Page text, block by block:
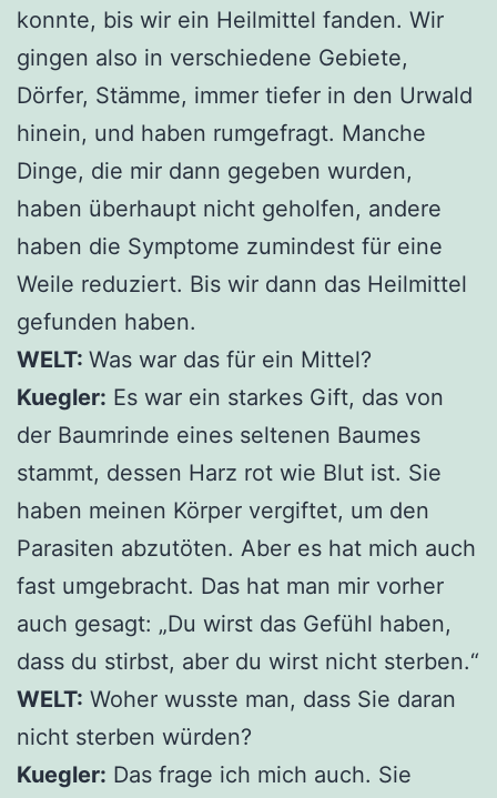
konnte, bis wir ein Heilmittel fanden. Wir
gingen also in verschiedene Gebiete,
Dörfer, Stämme, immer tiefer in den Urwald
hinein, und haben rumgefragt. Manche
Dinge, die mir dann gegeben wurden,
haben überhaupt nicht geholfen, andere
haben die Symptome zumindest für eine
Weile reduziert. Bis wir dann das Heilmittel
gefunden haben.
WELT: Was war das für ein Mittel?
Kuegler: Es war ein starkes Gift, das von
der Baumrinde eines seltenen Baumes
stammt, dessen Harz rot wie Blut ist. Sie
haben meinen Körper vergiftet, um den
Parasiten abzutöten. Aber es hat mich auch
fast umgebracht. Das hat man mir vorher
auch gesagt: „Du wirst das Gefühl haben,
dass du stirbst, aber du wirst nicht sterben.“
WELT: Woher wusste man, dass Sie daran
nicht sterben würden?
Kuegler: Das frage ich mich auch. Sie